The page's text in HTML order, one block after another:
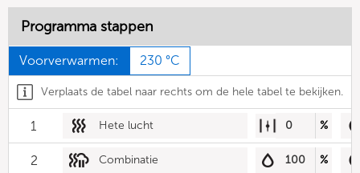
Programma stappen
Voorverwarmen: 230 °C
Verplaats de tabel naar rechts om de hele tabel te bekijken.
1 Hete lucht 0 %
2 Combinatie 100 %